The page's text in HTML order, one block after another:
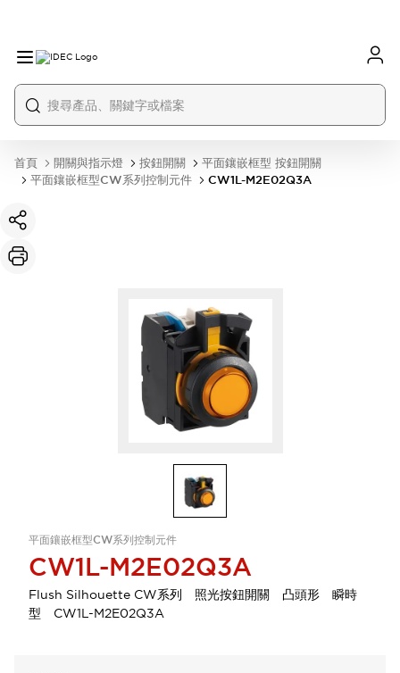
首頁 開關與指示燈 按鈕開關
平面鑲嵌框型 按鈕開關
平面鑲嵌框型CW系列控制元件
CW1L-M2E02Q3A
平面鑲嵌框型CW系列控制元件
CW1L-M2E02Q3A
Flush Silhouette CW系列 照光按鈕開關 凸頭形 瞬時
型 CW1L-M2E02Q3A